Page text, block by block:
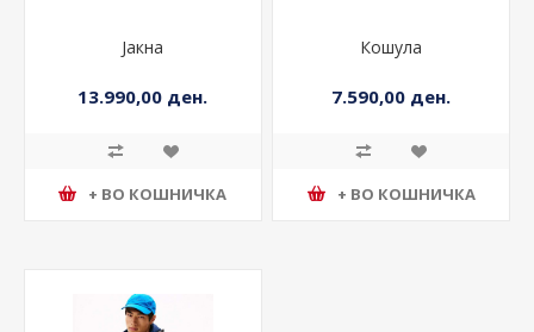
Јакна
13.990,00 ден.
+ ВО КОШНИЧКА
Кошула
7.590,00 ден.
+ ВО КОШНИЧКА